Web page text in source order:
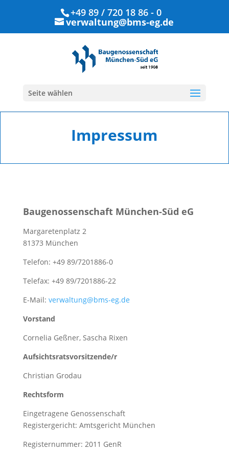
+49 89 / 720 18 86 - 0
verwaltung@bms-eg.de
Seite wählen
Impressum
Baugenossenschaft München-Süd eG
Margaretenplatz 2
81373 München
Telefon: +49 89/7201886-0
Telefax: +49 89/7201886-22
E-Mail: verwaltung@bms-eg.de
Vorstand
Cornelia Geßner, Sascha Rixen
Aufsichtsratsvorsitzende/r
Christian Grodau
Rechtsform
Eingetragene Genossenschaft
Registergericht: Amtsgericht München
Registernummer: 2011 GenR